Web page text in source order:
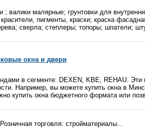
; валики малярные; грунтовки для
пигменты, краски; краска
сверла; степлеры; топоры; шпатели;
окна и двери
в сегменте: DEXEN, KBE, REHAU.
Например, вы можете купить окна в
купить окна бюджетного формата или
торговля: стройматериалы...